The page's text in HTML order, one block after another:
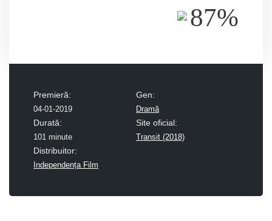
87%
Premieră:
04-01-2019
Gen:
Dramă
Durată:
101 minute
Site oficial:
Transit (2018)
Distribuitor:
Independența Film